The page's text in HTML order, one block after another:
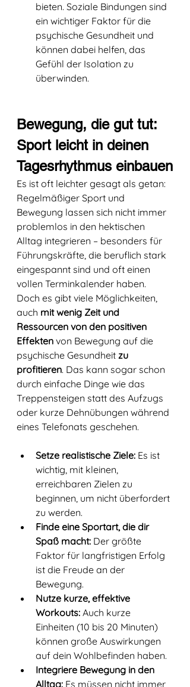
bieten. Soziale Bindungen sind
ein wichtiger Faktor für die
psychische Gesundheit und
können dabei helfen, das
Gefühl der Isolation zu
überwinden.
Bewegung, die gut tut:
Sport leicht in deinen
Tagesrhythmus einbauen
Es ist oft leichter gesagt als getan:
Regelmäßiger Sport und
Bewegung lassen sich nicht immer
problemlos in den hektischen
Alltag integrieren – besonders für
Führungskräfte, die beruflich stark
eingespannt sind und oft einen
vollen Terminkalender haben.
Doch es gibt viele Möglichkeiten,
auch mit wenig Zeit und
Ressourcen von den positiven
Effekten von Bewegung auf die
psychische Gesundheit zu
profitieren. Das kann sogar schon
durch einfache Dinge wie das
Treppensteigen statt des Aufzugs
oder kurze Dehnübungen während
eines Telefonats geschehen.
Setze realistische Ziele: Es ist
wichtig, mit kleinen,
erreichbaren Zielen zu
beginnen, um nicht überfordert
zu werden.
Finde eine Sportart, die dir
Spaß macht: Der größte
Faktor für langfristigen Erfolg
ist die Freude an der
Bewegung.
Nutze kurze, effektive
Workouts: Auch kurze
Einheiten (10 bis 20 Minuten)
können große Auswirkungen
auf dein Wohlbefinden haben.
Integriere Bewegung in den
Alltag: Es müssen nicht immer